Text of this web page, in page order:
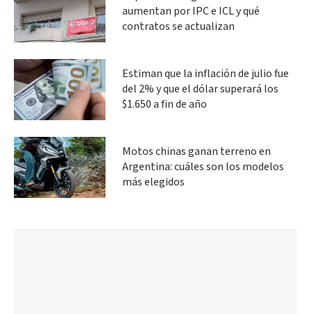
aumentan por IPC e ICL y qué
contratos se actualizan
Estiman que la inflación de julio fue
del 2% y que el dólar superará los
$1.650 a fin de año
Motos chinas ganan terreno en
Argentina: cuáles son los modelos
más elegidos